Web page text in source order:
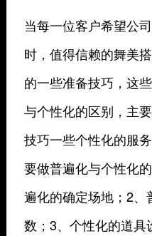
当每一位客户希望公
时，值得信赖的舞美
的一些准备技巧，这
与个性化的区别，主
技巧一些个性化的服
要做普遍化与个性化
遍化的确定场地；2、
数；3、个性化的道具